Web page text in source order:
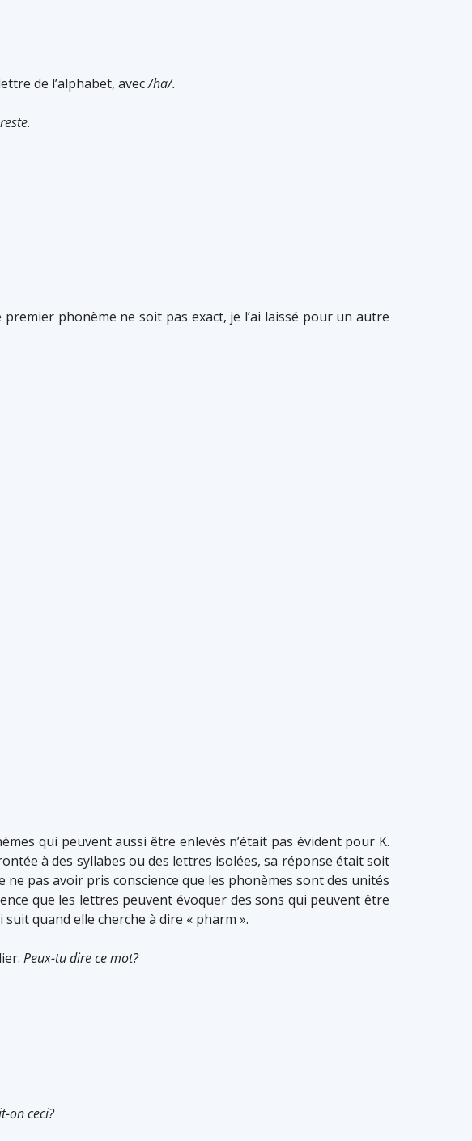
de l’alphabet, avec/ha/.
.
phonème ne soit pas exact, je l’ai laissé pour un autre
qui peuvent aussi être enlevés n’était pas évident pour K.
à des syllabes ou des lettres isolées, sa réponse était soit
pas avoir pris conscience que les phonèmes sont des unités
que les lettres peuvent évoquer des sons qui peuvent être
quand elle cherche à dire « pharm ».
Peux-tu dire ce mot?
on ceci?